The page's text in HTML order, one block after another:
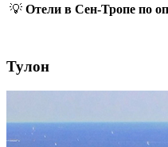
💡 Отели в Сен-Тропе по
Тулон